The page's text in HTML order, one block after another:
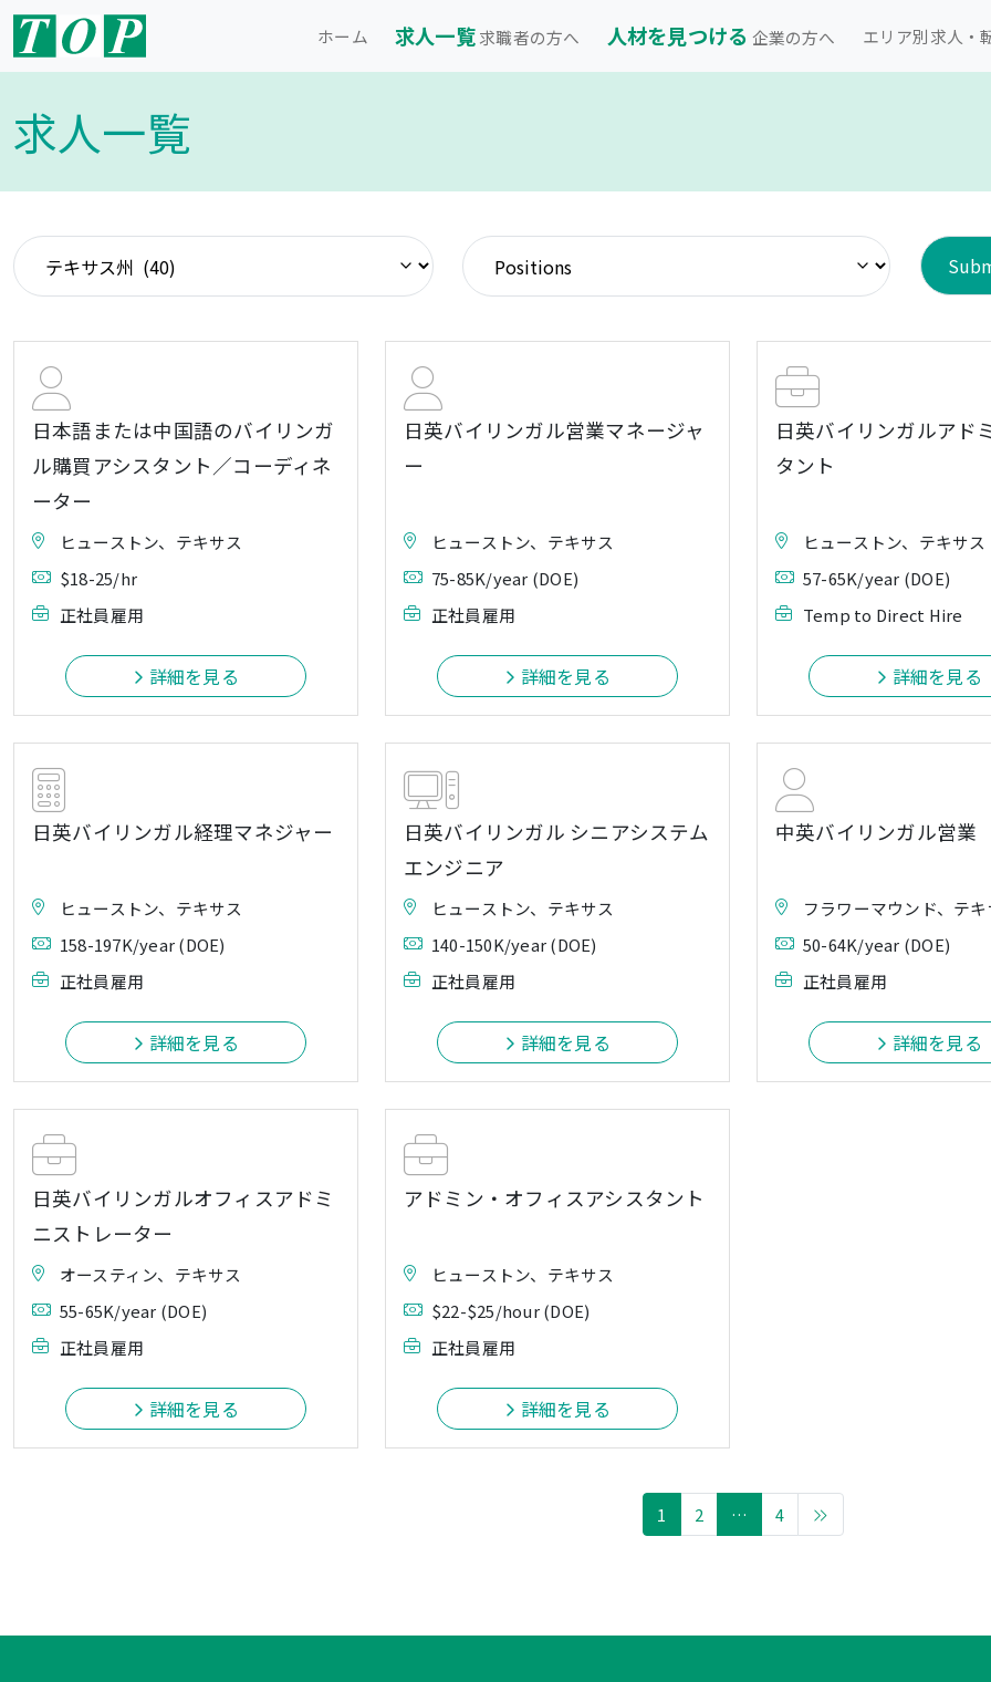
ホーム 求人一覧求職者の方へ 人材を見つける 企業の方へ エリア別求人・
求人一覧
日本語または中国語のバイリンガ
ル購買アシスタント／コーディネ
ーター
ヒューストン、テキサス
$18-25/hr
正社員雇用
詳細を見る
日英バイリンガル営業マネージャ
ー
ヒューストン、テキサス
75-85K/year (DOE)
正社員雇用
詳細を見る
日英バイリンガルアド
タント
ヒューストン、テキサス
57-65K/year (DOE)
Temp to Direct Hire
詳細を見る
日英バイリンガル経理マネジャー
ヒューストン、テキサス
158-197K/year (DOE)
正社員雇用
詳細を見る
日英バイリンガル シニアシステム
エンジニア
ヒューストン、テキサス
140-150K/year (DOE)
正社員雇用
詳細を見る
中英バイリンガル営業
フラワーマウンド、テキ
50-64K/year (DOE)
正社員雇用
詳細を見る
日英バイリンガルオフィスアドミ
ニストレーター
オースティン、テキサス
55-65K/year (DOE)
正社員雇用
詳細を見る
アドミン・オフィスアシスタント
ヒューストン、テキサス
$22-$25/hour (DOE)
正社員雇用
詳細を見る
1 2 … 4